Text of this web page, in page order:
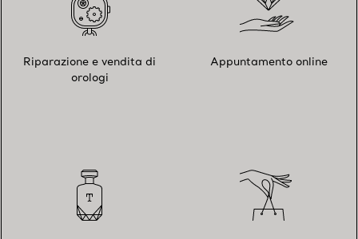
Riparazione e vendita di
orologi
Appuntamento online